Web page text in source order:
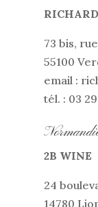
73 bis,
55100
email :
tél. : 03
2B WINE
24
14780